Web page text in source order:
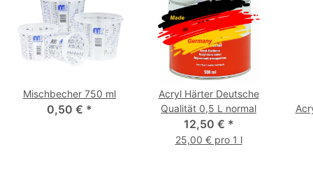
Mischbecher 750 ml
0,50 € *
Acryl Härter Deutsche
Qualität 0,5 L normal
12,50 € *
25,00 € pro 1 l